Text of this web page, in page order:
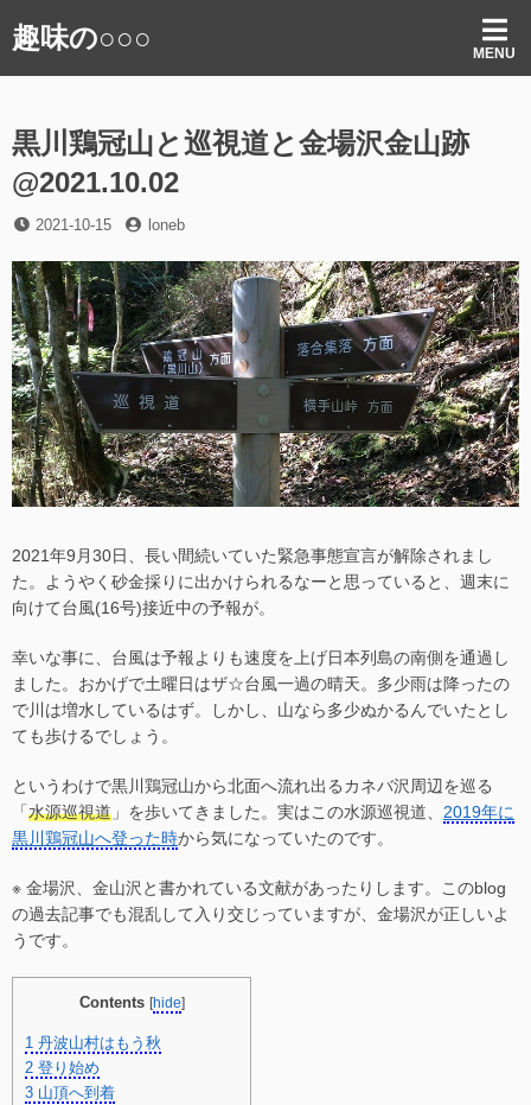
ン
へ
キ
ッ
趣味の○○○ MENU
黒川鶏冠山と巡視道と金場沢金山跡
@2021.10.02
投
日
2021-10-15
投
者
loneb
2021年9月30日、長い間続いていた緊急事態宣言が解除されまし
た。ようやく砂金採りに出かけられるなーと思っていると、週末に
向けて台風(16号)接近中の予報が。
幸いな事に、台風は予報よりも速度を上げ日本列島の南側を通過し
ました。おかげで土曜日はザ☆台風一過の晴天。多少雨は降ったの
で川は増水しているはず。しかし、山なら多少ぬかるんでいたとし
ても歩けるでしょう。
というわけで黒川鶏冠山から北面へ流れ出るカネバ沢周辺を巡る
「水源巡視道 」を歩いてきました。実はこの水源巡視道、 2019年に
黒川鶏冠山へ登った時から気になっていたのです。
※ 金場沢、金山沢と書かれている文献があったりします。このblog
の過去記事でも混乱して入り交じっていますが、金場沢が正しいよ
うです。
Contents [hide]
1 丹波山村はもう秋
2 登り始め
3 山頂へ到着